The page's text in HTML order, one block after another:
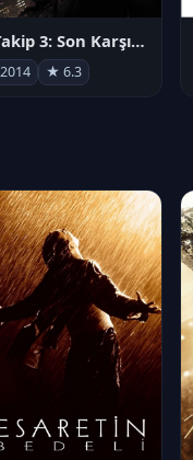
Takip 3: Son Karşılaşma
2014 ★ 6.3